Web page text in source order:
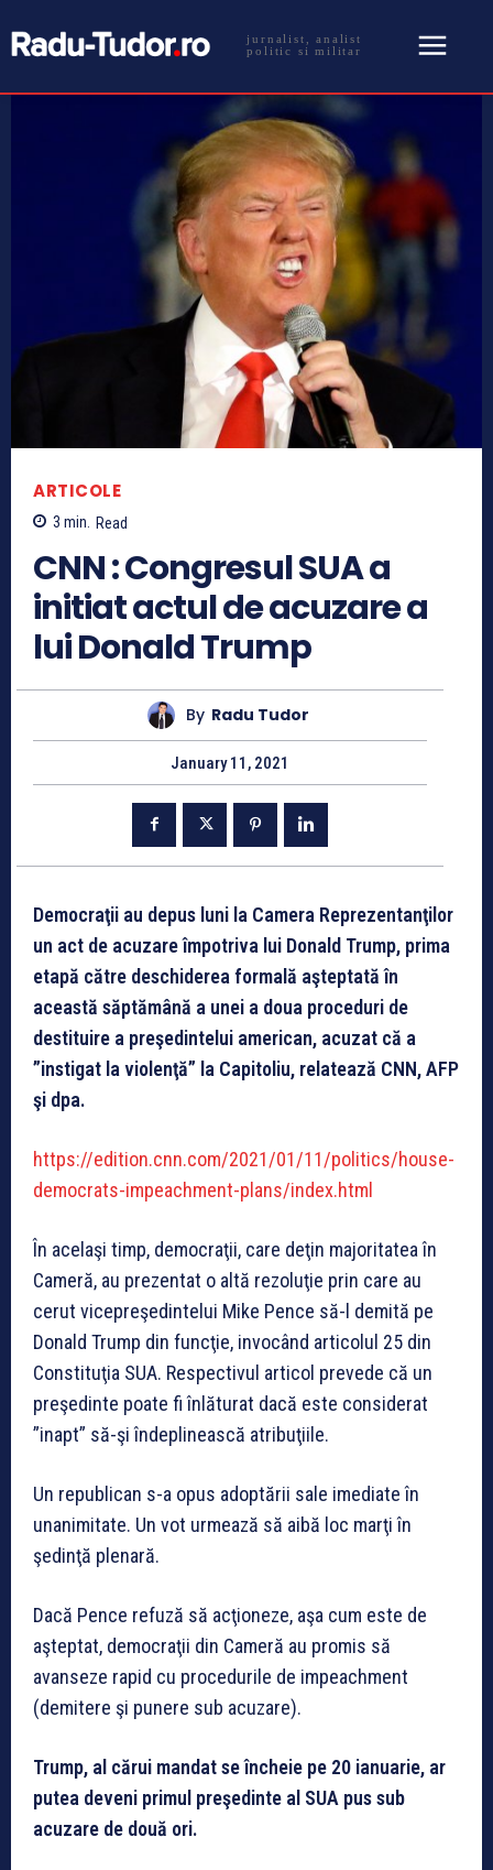
jurnalist, analist
politic si militar
ARTICOLE
3 min. Read
CNN : Congresul SUA a
initiat actul de acuzare a
lui Donald Trump
By Radu Tudor
January 11, 2021
Democraţii au depus luni la Camera Reprezentanţilor
un act de acuzare împotriva lui Donald Trump, prima
etapă către deschiderea formală aşteptată în
această săptămână a unei a doua proceduri de
destituire a preşedintelui american, acuzat că a
”instigat la violenţă” la Capitoliu, relatează CNN, AFP
şi dpa.
https://edition.cnn.com/2021/01/11/politics/house-
democrats-impeachment-plans/index.html
În acelaşi timp, democraţii, care deţin majoritatea în
Cameră, au prezentat o altă rezoluţie prin care au
cerut vicepreşedintelui Mike Pence să-l demită pe
Donald Trump din funcţie, invocând articolul 25 din
Constituţia SUA. Respectivul articol prevede că un
preşedinte poate fi înlăturat dacă este considerat
”inapt” să-şi îndeplinească atribuţiile.
Un republican s-a opus adoptării sale imediate în
unanimitate. Un vot urmează să aibă loc marţi în
şedinţă plenară.
Dacă Pence refuză să acţioneze, aşa cum este de
aşteptat, democraţii din Cameră au promis să
avanseze rapid cu procedurile de impeachment
(demitere şi punere sub acuzare).
Trump, al cărui mandat se încheie pe 20 ianuarie, ar
putea deveni primul preşedinte al SUA pus sub
acuzare de două ori.